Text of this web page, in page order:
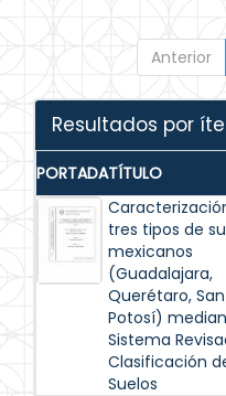
Anterior
Resultados por
PORTADATÍTULO
tres tipos de
mexicanos
(Guadalajara,
Querétaro, San
Potosí)
Sistema
Clasificación
Suelos